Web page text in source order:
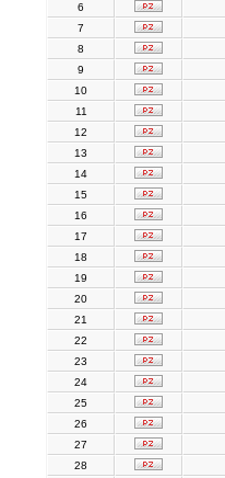
6
7
8
9
10
11
12
13
14
15
16
17
18
19
20
21
22
23
24
25
26
27
28